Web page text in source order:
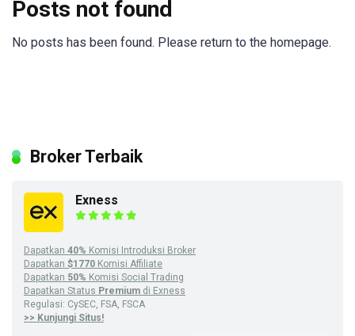
Posts not found
No posts has been found. Please return to the homepage.
Broker Terbaik
Exness
Dapatkan 40% Komisi Introduksi Broker
Dapatkan $1770 Komisi Affiliate
Dapatkan 50% Komisi Social Trading
Dapatkan Status Premium di Exness
Regulasi: CySEC, FSA, FSCA
>> Kunjungi Situs!